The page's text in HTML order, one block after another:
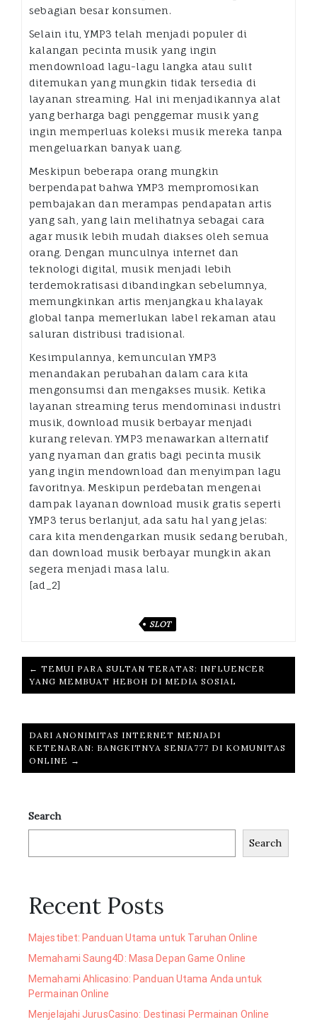
sebagian besar konsumen.
Selain itu, YMP3 telah menjadi populer di
kalangan pecinta musik yang ingin
mendownload lagu-lagu langka atau sulit
ditemukan yang mungkin tidak tersedia di
layanan streaming. Hal ini menjadikannya alat
yang berharga bagi penggemar musik yang
ingin memperluas koleksi musik mereka tanpa
mengeluarkan banyak uang.
Meskipun beberapa orang mungkin
berpendapat bahwa YMP3 mempromosikan
pembajakan dan merampas pendapatan artis
yang sah, yang lain melihatnya sebagai cara
agar musik lebih mudah diakses oleh semua
orang. Dengan munculnya internet dan
teknologi digital, musik menjadi lebih
terdemokratisasi dibandingkan sebelumnya,
memungkinkan artis menjangkau khalayak
global tanpa memerlukan label rekaman atau
saluran distribusi tradisional.
Kesimpulannya, kemunculan YMP3
menandakan perubahan dalam cara kita
mengonsumsi dan mengakses musik. Ketika
layanan streaming terus mendominasi industri
musik, download musik berbayar menjadi
kurang relevan. YMP3 menawarkan alternatif
yang nyaman dan gratis bagi pecinta musik
yang ingin mendownload dan menyimpan lagu
favoritnya. Meskipun perdebatan mengenai
dampak layanan download musik gratis seperti
YMP3 terus berlanjut, ada satu hal yang jelas:
cara kita mendengarkan musik sedang berubah,
dan download musik berbayar mungkin akan
segera menjadi masa lalu.
[ad_2]
SLOT
← TEMUI PARA SULTAN TERATAS: INFLUENCER
YANG MEMBUAT HEBOH DI MEDIA SOSIAL
DARI ANONIMITAS INTERNET MENJADI
KETENARAN: BANGKITNYA SENJA777 DI KOMUNITAS
ONLINE →
Search
Search
Recent Posts
Majestibet: Panduan Utama untuk Taruhan Online
Memahami Saung4D: Masa Depan Game Online
Memahami Ahlicasino: Panduan Utama Anda untuk
Permainan Online
Menjelajahi JurusCasino: Destinasi Permainan Online